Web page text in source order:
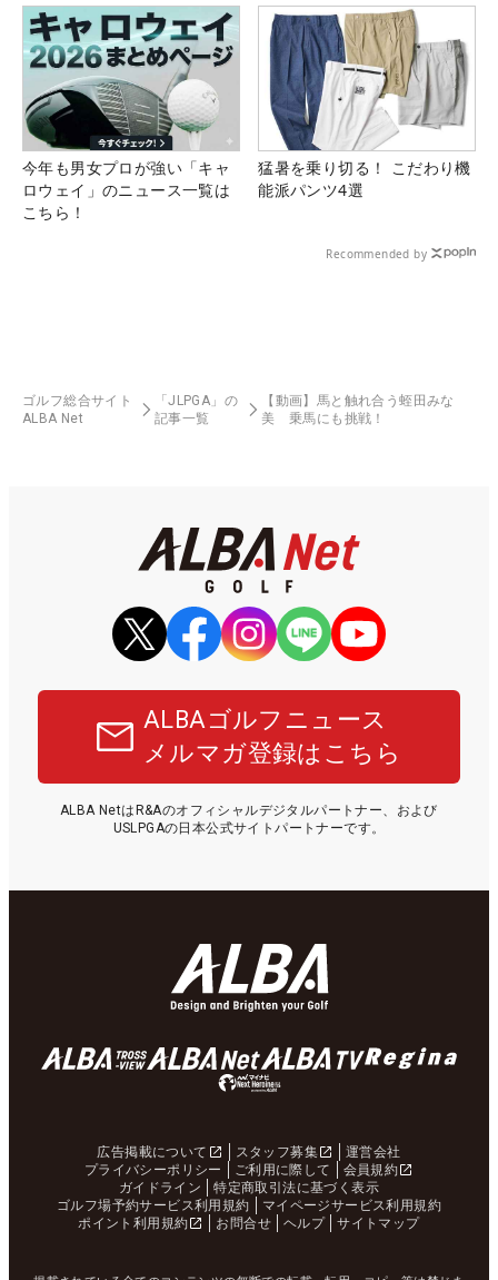
今年も男女プロが強い「キャ
ロウェイ」のニュース一覧は
こちら！
猛暑を乗り切る！ こだわり機
能派パンツ4選
Recommended by
ゴルフ総合サイト
ALBA Net
「JLPGA」の
記事一覧
【動画】馬と触れ合う蛭田みな
美 乗馬にも挑戦！
ALBAゴルフニュース
メルマガ登録はこちら
ALBA NetはR&Aのオフィシャルデジタルパートナー、および
USLPGAの日本公式サイトパートナーです。
広告掲載について スタッフ募集
運営会社
プライバシーポリシー
ご利用に際して
会員規約
ガイドライン
特定商取引法に基づく表示
ゴルフ場予約サービス利用規約
マイページサービス利用規約
ポイント利用規約
お問合せ ヘルプ サイトマップ